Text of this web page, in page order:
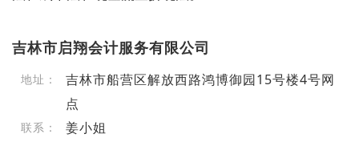
吉林市启翔会计服务有限公司
地址：
吉林市船营区解放西路鸿博御园15号楼4号网
点
联系： 姜小姐